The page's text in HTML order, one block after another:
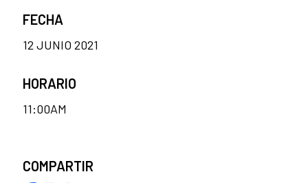
FECHA
12 JUNIO 2021
HORARIO
11:00AM
COMPARTIR